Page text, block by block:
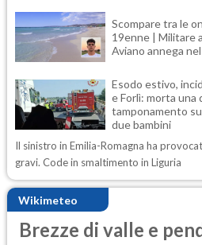
Scompare tra le
19enne | Militare
Aviano annega
Esodo estivo,
e Forlì: morta una
tamponamento
due bambini
Il sinistro in Emilia-Romagna ha
gravi. Code in smaltimento in Liguria
Wikimeteo
Brezze di valle e